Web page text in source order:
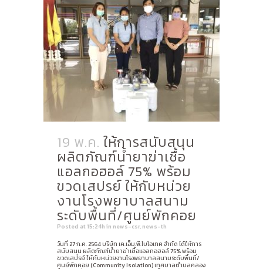
19 พ.ค. ให้การสนับสนุน
ผลิตภัณฑ์น้ำยาฆ่าเชื้อ
แอลกอฮอล์ 75% พร้อม
ขวดเสปรย์ ให้กับหน่วย
งานโรงพยาบาลสนาม
ระดับพื้นที่/ศูนย์พักคอย
Posted at 15:24h in news-csr, news-th
วันที่ 27 ก.ค. 2564 บริษัท เค.เอ็ม.พี.ไบโอเทค จำกัด ได้ให้การ
สนับสนุน ผลิตภัณฑ์น้ำยาฆ่าเชื้อแอลกอฮอล์ 75% พร้อม
ขวดเสปรย์ ให้กับหน่วยงานโรงพยาบาลสนามระดับพื้นที่/
ศูนย์พักคอย (Community Isolation) เทศบาลตำบลคลอง